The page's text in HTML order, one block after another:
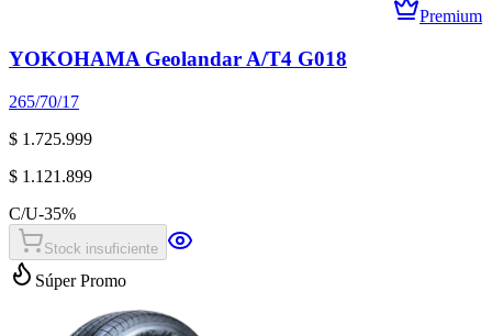
Premium
YOKOHAMA Geolandar A/T4 G018
265/70/17
$ 1.725.999
$ 1.121.899
C/U-35%
Stock insuficiente
Súper Promo